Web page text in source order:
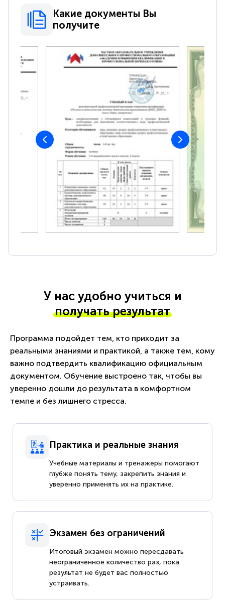
Какие документы Вы
получите
У нас удобно учиться и
получать результат
Программа подойдет тем, кто приходит за
реальными знаниями и практикой, а также тем, кому
важно подтвердить квалификацию официальным
документом. Обучение выстроено так, чтобы вы
уверенно дошли до результата в комфортном
темпе и без лишнего стресса.
Практика и реальные знания
Учебные материалы и тренажеры помогают
глубже понять тему, закрепить знания и
уверенно применять их на практике.
Экзамен без ограничений
Итоговый экзамен можно пересдавать
неограниченное количество раз, пока
результат не будет вас полностью
устраивать.